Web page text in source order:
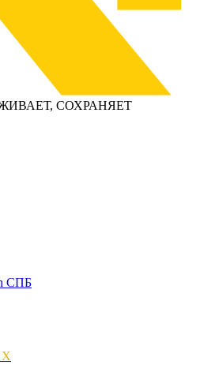
СОХРАНЯЕТ
СПБ
Х